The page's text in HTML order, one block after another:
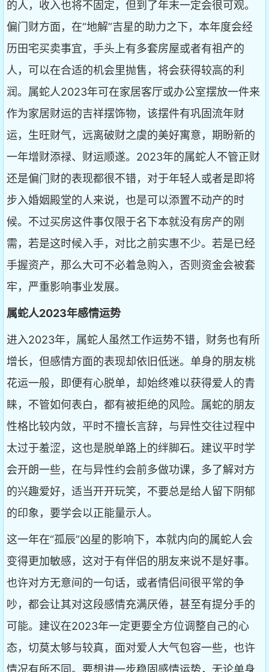
的人，收入也将不固定，但到了年末一定会很可观。
偏门财方面，在“地解”吉星的助力之下，本年度会经
历田宅买卖事宜，手头上有多套房屋或者有祖产的
人，可以在合适的机会里抛售，将会获得较高的利
润。属蛇人2023年可在家居客厅或办公室摆放一件来
作为家居财运的吉祥摆饰物，该摆件有巩固流年财
运，生旺财气，远离破财之虞的美好寓意，期盼新的
一年增财添禄、财运顺遂。2023年的属蛇人不管正财
还是偏门财的表现都很不错，对于年轻人或者是即将
步入婚姻殿堂的人来说，也是可以添置不动产的时
候。不过买房这件事仅限于名下本就没有房产的刚
需，若是这时候入手，对比之前实惠不少。若是已经
手握资产，那么大可不必着急购入，否则资金会被套
牢，严重影响事业发展。
属蛇人2023年感情运势
进入2023年，属蛇人虽然工作运势不错，财务也有所
增长，但感情方面的表现却依旧低迷。单身的朋友桃
花运一般，即便有心脱单，却始终难以获得爱人的青
睐，不管如何表白，都有被拒绝的风险。属蛇的朋友
性格比较内敛，平时不擅长言辞，与异性交往过程中
太过于羞涩，这也是脱单路上的绊脚石。建议平时学
会开朗一些，在与异性约会前多做功课，多了解对方
的兴趣爱好，适当开开玩笑，不要总是给人留下阴郁
的印象，要学会以正能量示人。
这一年在“孤辰”凶星的影响下，本就内向的属蛇人会
变得更加敏感，这对于有伴侣的朋友来说不是好事。
也许对方无意间的一句话，或者情侣间很平常的争
吵，都会让其对这段感情充满厌倦，甚至有提分手的
可能。建议在2023年一定更要全方位调整自己的心
态，切莫太够与较真，面对爱人大气包容一些，也许
情况有所不同。要想进一步稳固感情运势，无论单身